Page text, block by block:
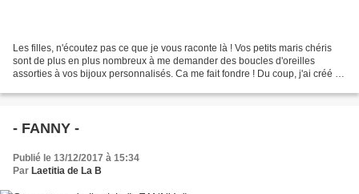
Les filles, n'écoutez pas ce que je vous raconte là ! Vos petits maris chéris
sont de plus en plus nombreux à me demander des boucles d'oreilles
assorties à vos bijoux personnalisés. Ca me fait fondre ! Du coup, j'ai créé la
- FANNY -
Publié le 13/12/2017 à 15:34
Par Laetitia de La B